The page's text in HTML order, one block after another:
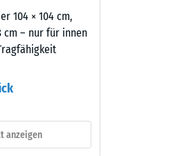
104 × 104 cm,
cm – nur für innen
anzeigen